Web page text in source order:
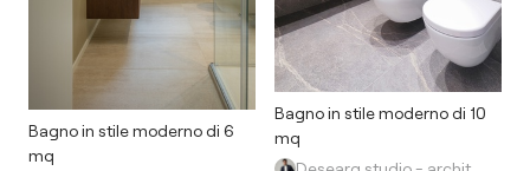
Bagno in stile moderno di 6
mq
Bagno in stile moderno di 10
mq